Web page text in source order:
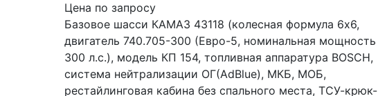
Цена по запросу
Базовое шасси КАМАЗ 43118 (колесная формула 6х6,
двигатель 740.705-300 (Евро-5, номинальная мощность
300 л.с.), модель КП 154, топливная аппаратура BOSCH,
система нейтрализации ОГ(AdBlue), МКБ, МОБ,
рестайлинговая кабина без спального места, ТСУ-крюк-